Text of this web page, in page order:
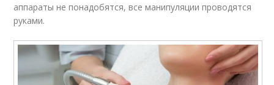
аппараты не понадобятся, все манипуляции проводятся
руками.